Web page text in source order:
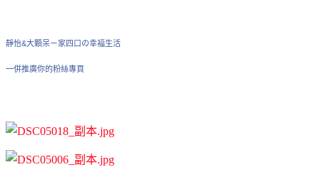
靜怡&大顆呆ㄧ家四口の幸福生活
一併推廣你的粉絲專頁